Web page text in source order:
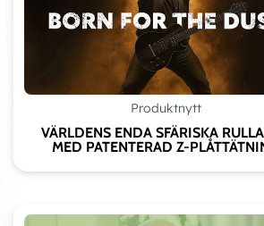
Produktnytt
VÄRLDENS ENDA SFÄRISKA
MED PATENTERAD Z-